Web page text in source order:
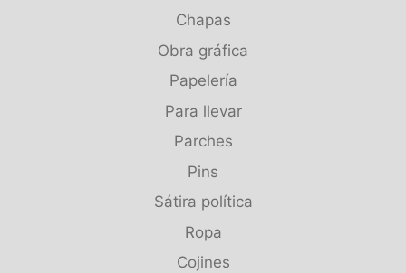
Chapas
Obra gráfica
Papelería
Para llevar
Parches
Pins
Sátira política
Ropa
Cojines